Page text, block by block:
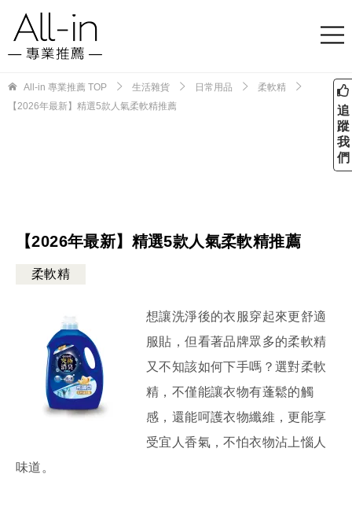
All-in 專業推薦 TOP 生活雜貨 日常用品
柔軟精
【2026年最新】精選5款人氣柔軟精推薦
【2026年最新】精選5款人氣柔軟精推薦
柔軟精
想讓洗淨後的衣服穿起來更舒適
服貼，但看著品牌眾多的柔軟精
又不知該如何下手嗎？選對柔軟
精，不僅能讓衣物有蓬鬆的觸
感，還能呵護衣物纖維，更能享
受宜人香氣，不怕衣物沾上惱人
味道。
追
蹤
我
們